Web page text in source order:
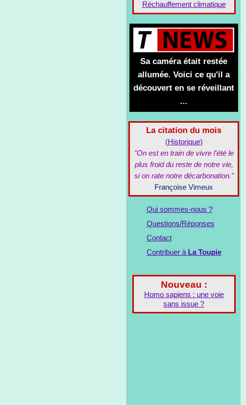
Réchauffement climatique
Sa caméra était restée
allumée. Voici ce qu'il a
découvert en se réveillant
...
La citation du mois
(Historique)
"On est en train de vivre l'été le
plus froid du reste de notre vie,
si on rate notre décarbonation."
Françoise Vimeux
Qui sommes-nous ?
Questions/Réponses
Contact
Contribuer à La Toupie
Nouveau :
Homo sapiens : une voie
sans issue ?